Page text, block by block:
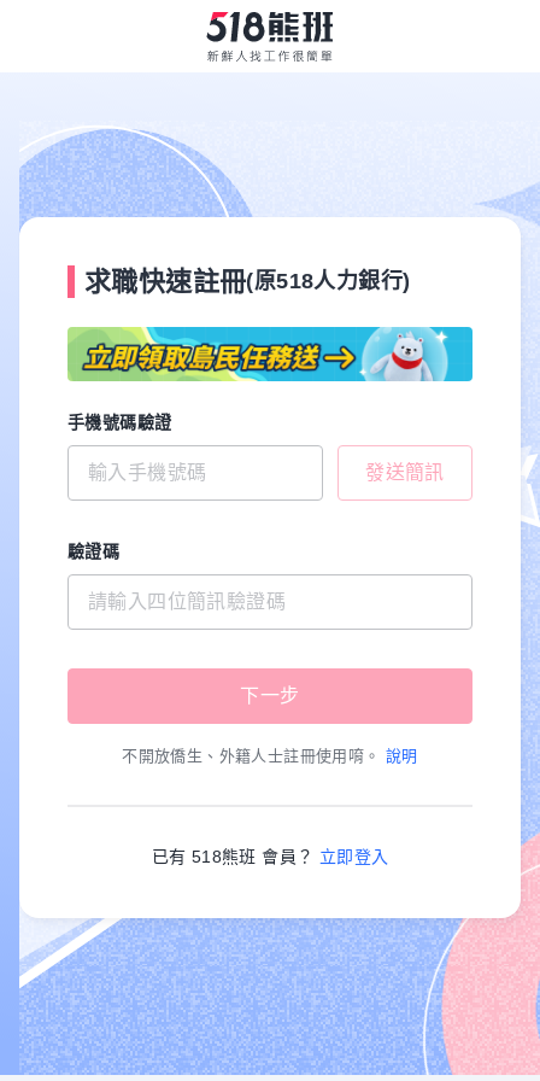
求職快速註冊(原518人力銀行)
手機號碼驗證
發送簡訊
驗證碼
不開放僑生、外籍人士註冊使用唷。 說明
已有 518熊班 會員？ 立即登入